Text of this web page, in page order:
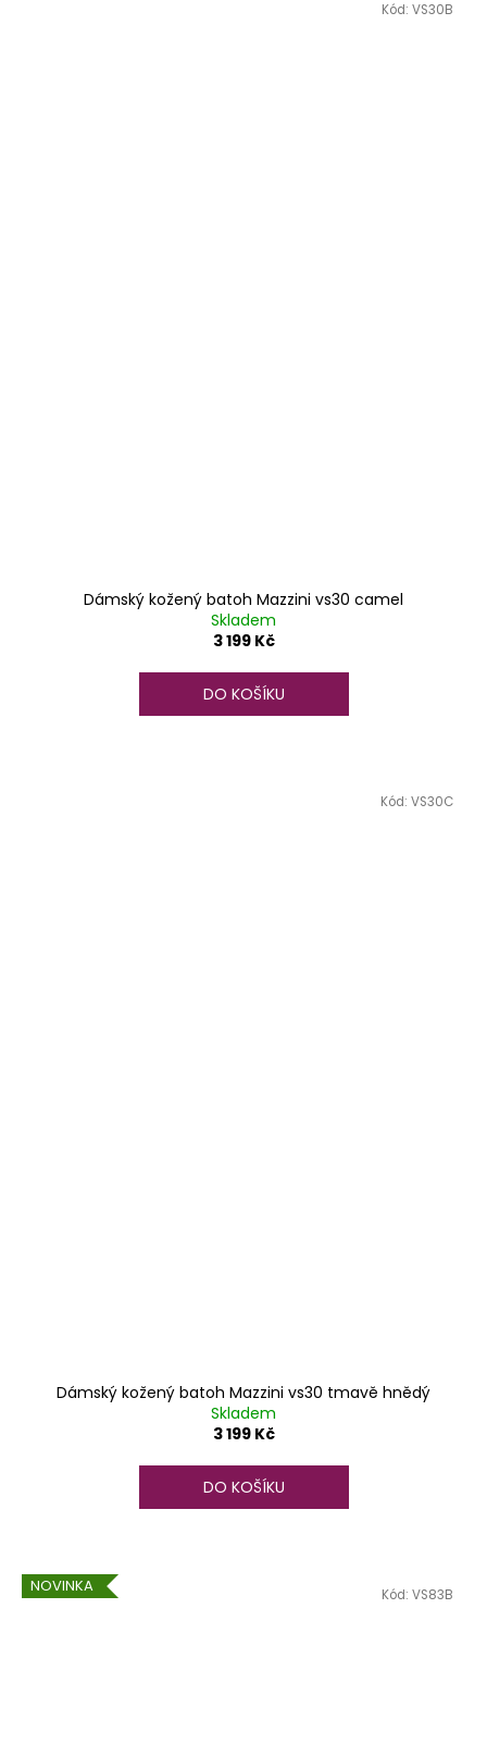
Dámský kožený batoh Mazzini vs30 camel
Skladem
3 199 Kč
DO KOŠÍKU
Kód: VS30B
Dámský kožený batoh Mazzini vs30 tmavě hnědý
Skladem
3 199 Kč
DO KOŠÍKU
Kód: VS30C
NOVINKA Kód: VS83B